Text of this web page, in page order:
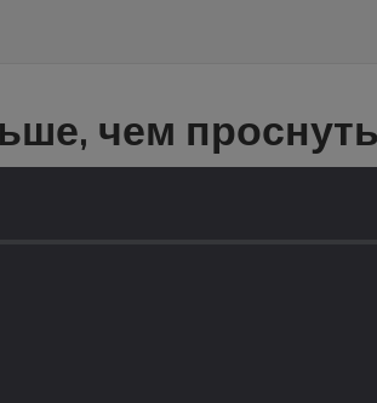
чем